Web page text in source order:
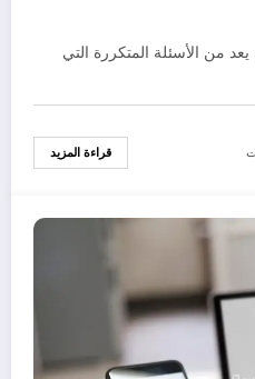
من الأسئلة المتكررة التي
قراءة المزيد